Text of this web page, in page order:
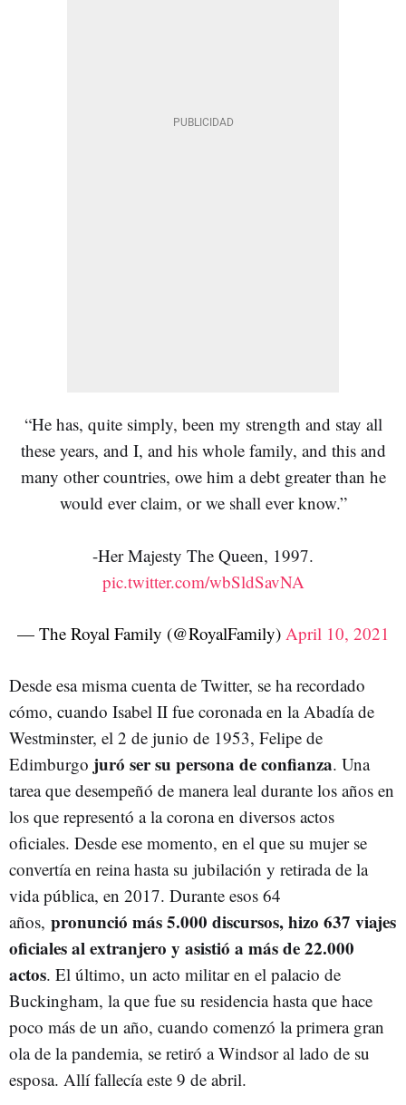
“He has, quite simply, been my strength and stay all
these years, and I, and his whole family, and this and
many other countries, owe him a debt greater than he
would ever claim, or we shall ever know.”
-Her Majesty The Queen, 1997.
pic.twitter.com/wbSldSavNA
— The Royal Family (@RoyalFamily) April 10, 2021
Desde esa misma cuenta de Twitter, se ha recordado
cómo, cuando Isabel II fue coronada en la Abadía de
Westminster, el 2 de junio de 1953, Felipe de
Edimburgo juró ser su persona de confianza. Una
tarea que desempeñó de manera leal durante los años en
los que representó a la corona en diversos actos
oficiales. Desde ese momento, en el que su mujer se
convertía en reina hasta su jubilación y retirada de la
vida pública, en 2017. Durante esos 64
años, pronunció más 5.000 discursos, hizo 637 viajes
oficiales al extranjero y asistió a más de 22.000
actos. El último, un acto militar en el palacio de
Buckingham, la que fue su residencia hasta que hace
poco más de un año, cuando comenzó la primera gran
ola de la pandemia, se retiró a Windsor al lado de su
esposa. Allí fallecía este 9 de abril.